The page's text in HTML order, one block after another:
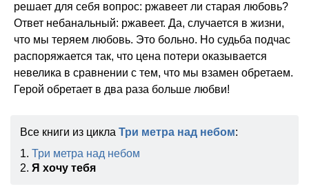
решает для себя вопрос: ржавеет ли старая любовь?
Ответ небанальный: ржавеет. Да, случается в жизни,
что мы теряем любовь. Это больно. Но судьба подчас
распоряжается так, что цена потери оказывается
невелика в сравнении с тем, что мы взамен обретаем.
Герой обретает в два раза больше любви!
Все книги из цикла Три метра над небом:
1. Три метра над небом
2. Я хочу тебя